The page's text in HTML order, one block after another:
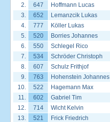
2.
647 Hoffmann Lucas
3.
652 Lemanzcik Lukas
4.
777 Köller Lukas
5.
520 Borries Johannes
6.
550 Schlegel Rico
7.
534 Schröder Christoph
8.
607 Schulz Frithjof
9.
763 Hohenstein Johannes
10.
522 Hagemann Max
11.
602 Gabriel Tim
12.
714 Wicht Kelvin
13.
521 Frick Friedrich